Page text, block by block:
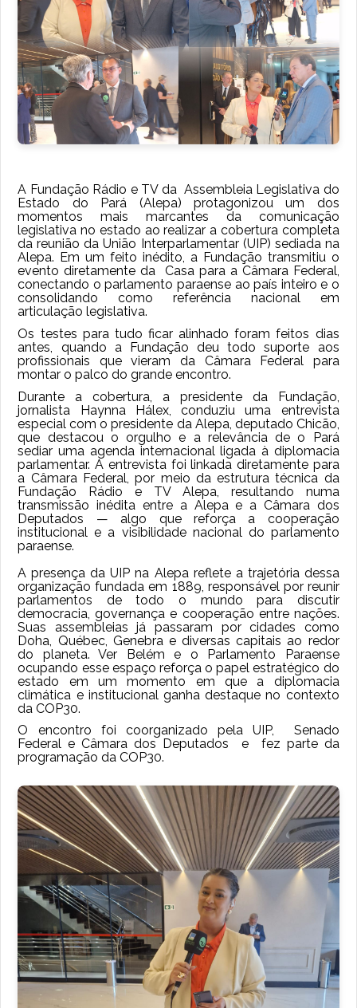
A Fundação Rádio e TV da Assembleia Legislativa do
Estado do Pará (Alepa) protagonizou um dos
momentos mais marcantes da comunicação
legislativa no estado ao realizar a cobertura completa
da reunião da União Interparlamentar (UIP) sediada na
Alepa. Em um feito inédito, a Fundação transmitiu o
evento diretamente da Casa para a Câmara Federal,
conectando o parlamento paraense ao país inteiro e o
consolidando como referência nacional em
articulação legislativa.
Os testes para tudo ficar alinhado foram feitos dias
antes, quando a Fundação deu todo suporte aos
profissionais que vieram da Câmara Federal para
montar o palco do grande encontro.
Durante a cobertura, a presidente da Fundação,
jornalista Haynna Hálex, conduziu uma entrevista
especial com o presidente da Alepa, deputado Chicão,
que destacou o orgulho e a relevância de o Pará
sediar uma agenda internacional ligada à diplomacia
parlamentar. A entrevista foi linkada diretamente para
a Câmara Federal, por meio da estrutura técnica da
Fundação Rádio e TV Alepa, resultando numa
transmissão inédita entre a Alepa e a Câmara dos
Deputados — algo que reforça a cooperação
institucional e a visibilidade nacional do parlamento
paraense.
A presença da UIP na Alepa reflete a trajetória dessa
organização fundada em 1889, responsável por reunir
parlamentos de todo o mundo para discutir
democracia, governança e cooperação entre nações.
Suas assembleias já passaram por cidades como
Doha, Québec, Genebra e diversas capitais ao redor
do planeta. Ver Belém e o Parlamento Paraense
ocupando esse espaço reforça o papel estratégico do
estado em um momento em que a diplomacia
climática e institucional ganha destaque no contexto
da COP30.
O encontro foi coorganizado pela UIP, Senado
Federal e Câmara dos Deputados e fez parte da
programação da COP30.